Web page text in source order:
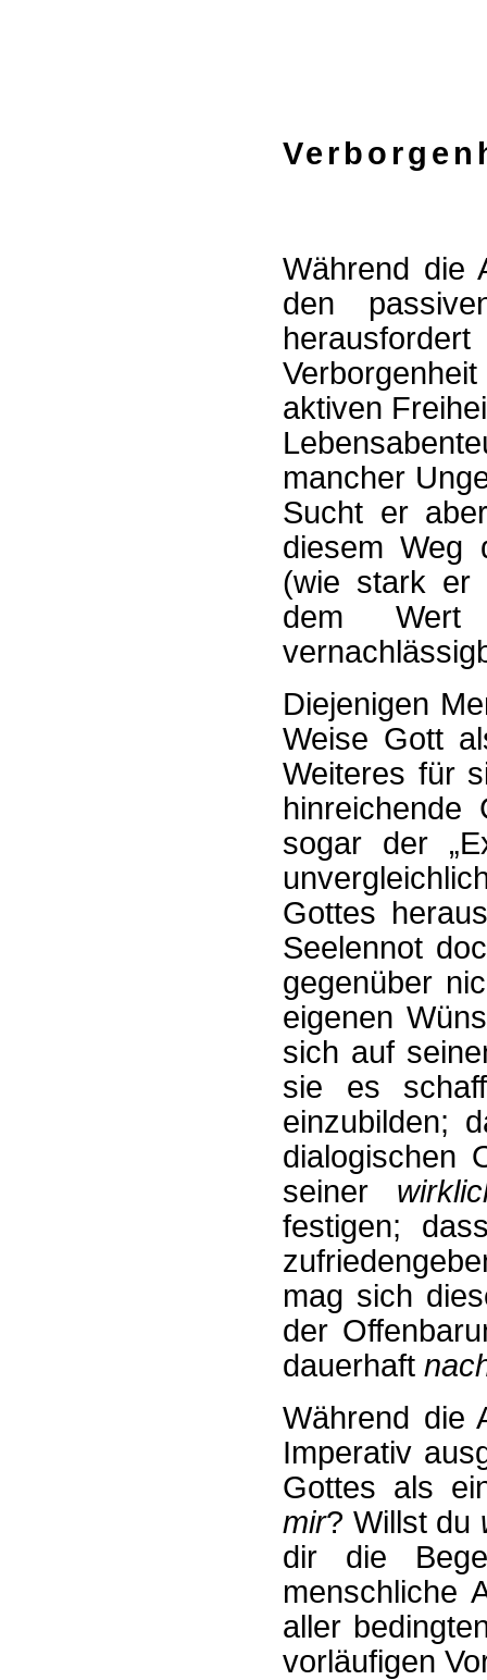
Während die
den
aktiven
mancher
Sucht er
diesem Weg
(wie stark er
dem Wert
Diejenigen
Weise Gott
Weiteres für
hinreichende
sogar der
Gottes
Seelennot
gegenüber
eigenen
sich auf
sie es
einzubilden;
dialogischen
seiner
festigen;
mag sich
der
dauerhaft
Während die
Imperativ
Gottes als
mir? Willst du
dir die
menschliche
aller
vorläufigen